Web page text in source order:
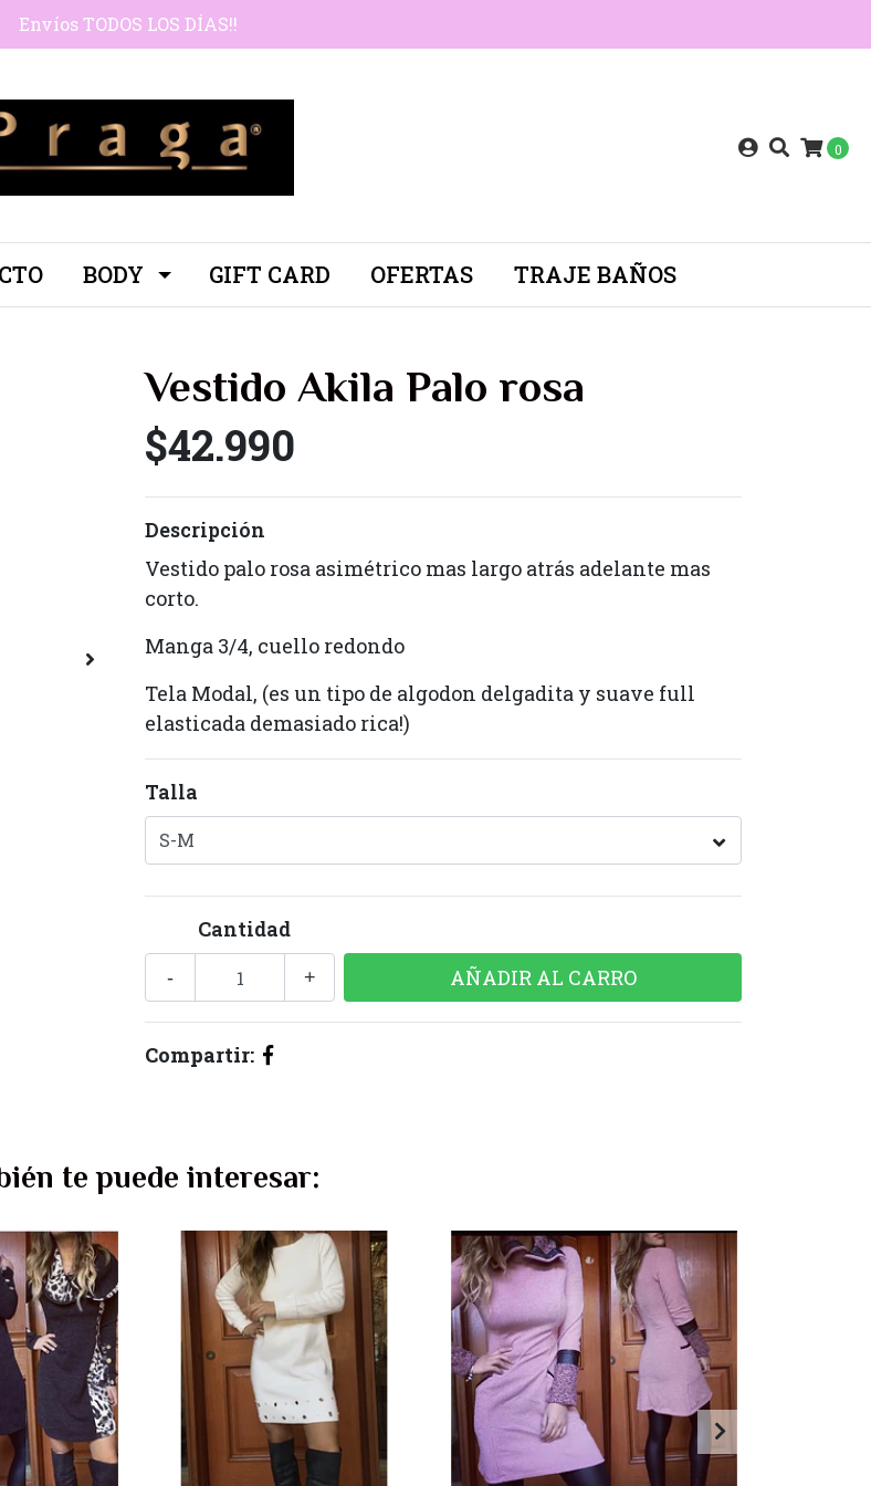
Envíos TODOS LOS DÍAS!!
0
BODY GIFT CARD OFERTAS TRAJE BAÑOS
Vestido Akila Palo rosa
$42.990
Descripción
Vestido palo rosa asimétrico mas largo atrás adelante mas
corto.
Manga 3/4, cuello redondo
Tela Modal, (es un tipo de algodon delgadita y suave full
elasticada demasiado rica!)
Talla
Cantidad
+
-
Compartir:
te puede interesar: